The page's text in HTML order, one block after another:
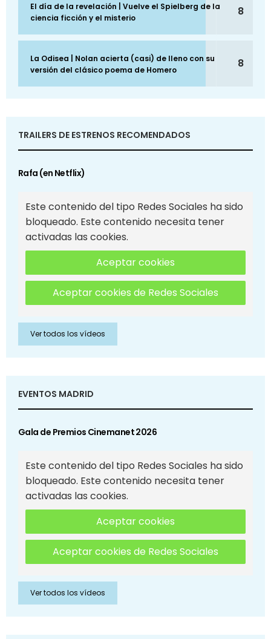
El día de la revelación | Vuelve el Spielberg de la
ciencia ficción y el misterio
8
La Odisea | Nolan acierta (casi) de lleno con su
versión del clásico poema de Homero
8
TRAILERS DE ESTRENOS RECOMENDADOS
Rafa (en Netflix)
Este contenido del tipo Redes Sociales ha sido
bloqueado. Este contenido necesita tener
activadas las cookies.
Aceptar cookies
Aceptar cookies de Redes Sociales
Ver todos los vídeos
EVENTOS MADRID
Gala de Premios Cinemanet 2026
Este contenido del tipo Redes Sociales ha sido
bloqueado. Este contenido necesita tener
activadas las cookies.
Aceptar cookies
Aceptar cookies de Redes Sociales
Ver todos los vídeos